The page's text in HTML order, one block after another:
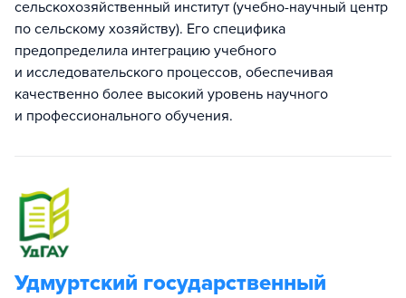
сельскохозяйственный институт (учебно-научный центр
по сельскому хозяйству). Его специфика
предопределила интеграцию учебного
и исследовательского процессов, обеспечивая
качественно более высокий уровень научного
и профессионального обучения.
Удмуртский государственный